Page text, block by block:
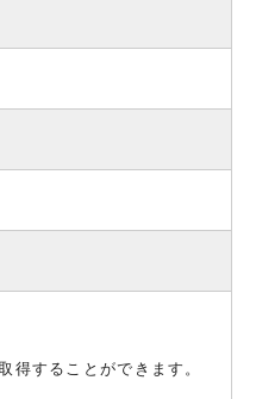
得することができます。